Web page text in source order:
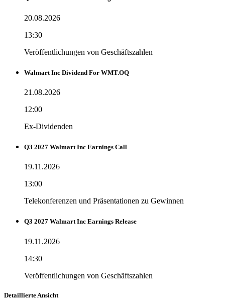
20.08.2026
13:30
Veröffentlichungen von Geschäftszahlen
Walmart Inc Dividend For WMT.OQ
21.08.2026
12:00
Ex-Dividenden
Q3 2027 Walmart Inc Earnings Call
19.11.2026
13:00
Telekonferenzen und Präsentationen zu Gewinnen
Q3 2027 Walmart Inc Earnings Release
19.11.2026
14:30
Veröffentlichungen von Geschäftszahlen
Detaillierte Ansicht